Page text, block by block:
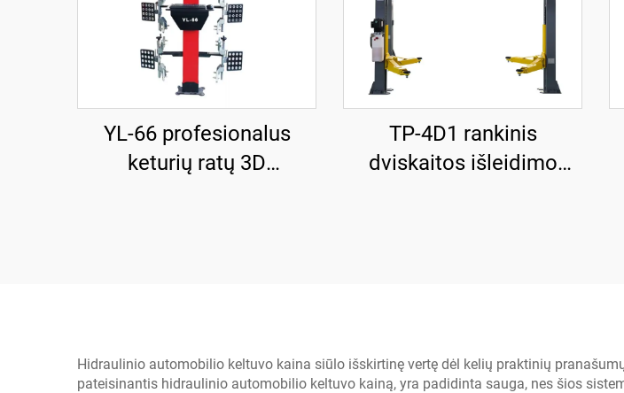
YL-66 profesionalus
keturių ratų 3D
TP-4D1 rankinis
dviskaitos išleidimo
Hidraulinio automobilio keltuvo kaina siūlo išskirtinę vertę dėl kelių praktinių
pateisinantis hidraulinio automobilio keltuvo kainą, yra padidinta sauga, nes šios